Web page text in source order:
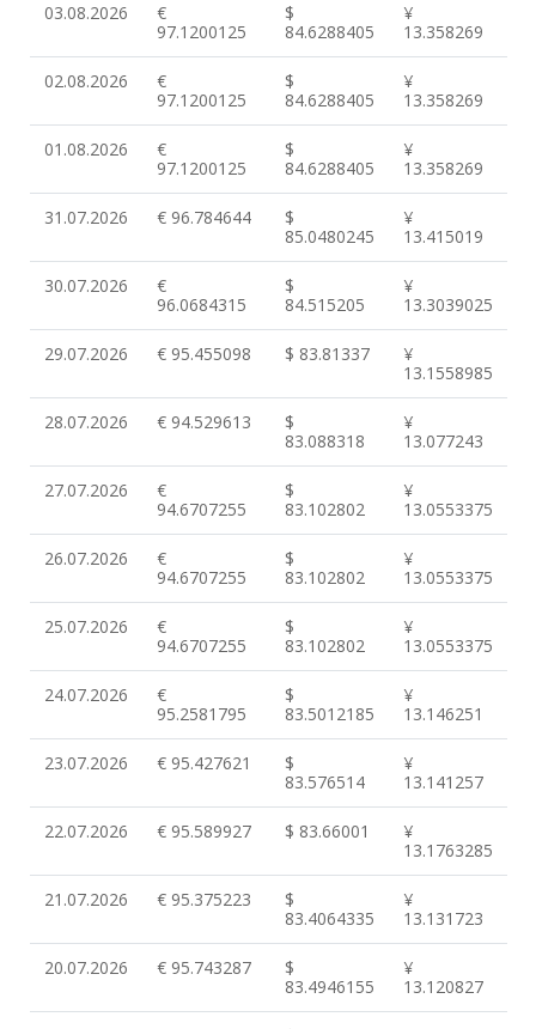
03.08.2026
€
97.1200125
$
84.6288405
¥
13.358269
02.08.2026
€
97.1200125
$
84.6288405
¥
13.358269
01.08.2026
€
97.1200125
$
84.6288405
¥
13.358269
31.07.2026 € 96.784644
$
85.0480245
¥
13.415019
30.07.2026
€
96.0684315
$
84.515205
¥
13.3039025
29.07.2026 € 95.455098 $ 83.81337
¥
13.1558985
28.07.2026 € 94.529613
$
83.088318
¥
13.077243
27.07.2026
€
94.6707255
$
83.102802
¥
13.0553375
26.07.2026
€
94.6707255
$
83.102802
¥
13.0553375
25.07.2026
€
94.6707255
$
83.102802
¥
13.0553375
24.07.2026
€
95.2581795
$
83.5012185
¥
13.146251
23.07.2026 € 95.427621
$
83.576514
¥
13.141257
22.07.2026 € 95.589927 $ 83.66001
¥
13.1763285
21.07.2026 € 95.375223
$
83.4064335
¥
13.131723
20.07.2026 € 95.743287
$
83.4946155
¥
13.120827